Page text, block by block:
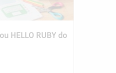
HELLO RUBY do